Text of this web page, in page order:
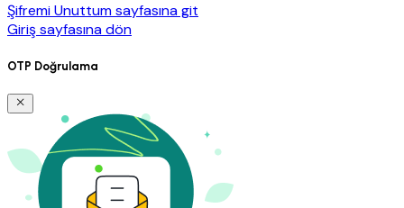
Şifremi Unuttum sayfasına git
Giriş sayfasına dön
OTP Doğrulama